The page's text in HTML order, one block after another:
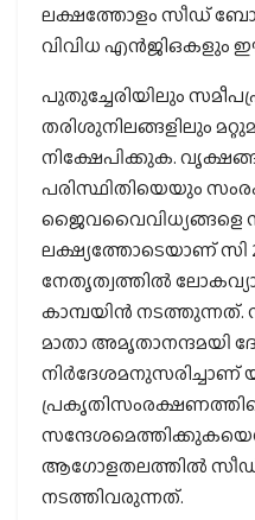
ലക്ഷത്തോളം സീഡ്
വിവിധ എൻജിഒകളും ഈ
പുതുച്ചേരിയിലും
തരിശുനിലങ്ങളിലും
നിക്ഷേപിക്കുക.
പരിസ്ഥിതിയെയും
ജൈവവൈവിധ്യങ്ങളെ
ലക്ഷ്യത്തോടെയാണ് സി
നേതൃത്വത്തിൽ
കാമ്പയിൻ നടത്തുന്നത്.
മാതാ അമൃതാനന്ദമയി
നിർദേശമനുസരിച്ചാണ്
ആഗോളതലത്തിൽ
നടത്തിവരുന്നത്.